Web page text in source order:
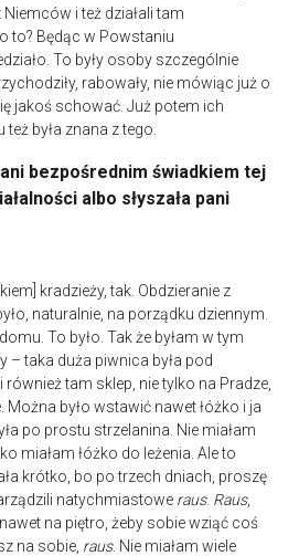
i też działali tam
to? Będąc w Powstaniu
To były osoby szczególnie
rabowały, nie mówiąc już o
jakoś schować. Już potem ich
była znana z tego.
bezpośrednim świadkiem tej
albo słyszała pani
kradzieży, tak. Obdzieranie z
naturalnie, na porządku dziennym.
To było. Tak że byłam w tym
– taka duża piwnica była pod
tam sklep, nie tylko na Pradze,
było wstawić nawet łóżko i ja
po prostu strzelanina. Nie miałam
miałam łóżko do leżenia. Ale to
krótko, bo po trzech dniach, proszę
natychmiastowe raus. Raus,
na piętro, żeby sobie wziąć coś
na sobie, raus. Nie miałam wiele